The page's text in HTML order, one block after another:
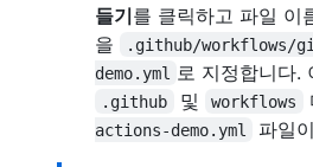
들기를 클릭하고 파일 이
을
.github/workflows/
demo.yml
로 지정합니다.
.github 및 workflows
actions-demo.yml
파일